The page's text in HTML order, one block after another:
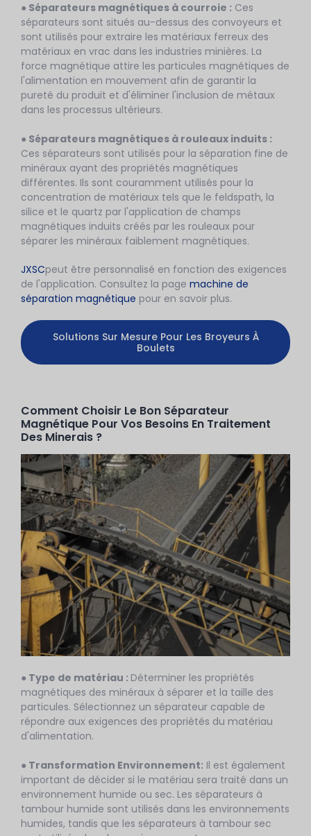
● Séparateurs magnétiques à courroie : Ces
séparateurs sont situés au-dessus des convoyeurs et
sont utilisés pour extraire les matériaux ferreux des
matériaux en vrac dans les industries minières. La
force magnétique attire les particules magnétiques de
l'alimentation en mouvement afin de garantir la
pureté du produit et d'éliminer l'inclusion de métaux
dans les processus ultérieurs.
● Séparateurs magnétiques à rouleaux induits :
Ces séparateurs sont utilisés pour la séparation fine de
minéraux ayant des propriétés magnétiques
différentes. Ils sont couramment utilisés pour la
concentration de matériaux tels que le feldspath, la
silice et le quartz par l'application de champs
magnétiques induits créés par les rouleaux pour
séparer les minéraux faiblement magnétiques.
JXSCpeut être personnalisé en fonction des exigences
de l'application. Consultez la page machine de
séparation magnétique pour en savoir plus.
Solutions Sur Mesure Pour Les Broyeurs À
Boulets
Comment Choisir Le Bon Séparateur
Magnétique Pour Vos Besoins En Traitement
Des Minerais ?
● Type de matériau : Déterminer les propriétés
magnétiques des minéraux à séparer et la taille des
particules. Sélectionnez un séparateur capable de
répondre aux exigences des propriétés du matériau
d'alimentation.
● Transformation Environnement: Il est également
important de décider si le matériau sera traité dans un
environnement humide ou sec. Les séparateurs à
tambour humide sont utilisés dans les environnements
humides, tandis que les séparateurs à tambour sec